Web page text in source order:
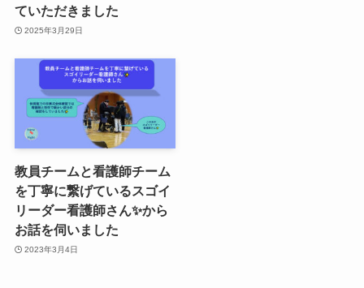
ていただきました
2025年3月29日
教員チームと看護師チーム
を丁寧に繋げているスゴイ
リーダー看護師さん✨から
お話を伺いました
2023年3月4日